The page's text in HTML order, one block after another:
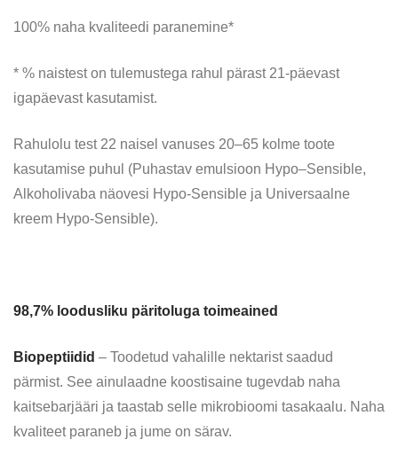
100% naha kvaliteedi paranemine*
* % naistest on tulemustega rahul pärast 21-päevast
igapäevast kasutamist.
Rahulolu test 22 naisel vanuses 20–65 kolme toote
kasutamise puhul (Puhastav emulsioon Hypo–Sensible,
Alkoholivaba näovesi Hypo-Sensible ja Universaalne
kreem Hypo-Sensible).
98,7% loodusliku päritoluga toimeained
Biopeptiidid – Toodetud vahalille nektarist saadud
pärmist. See ainulaadne koostisaine tugevdab naha
kaitsebarjääri ja taastab selle mikrobioomi tasakaalu. Naha
kvaliteet paraneb ja jume on särav.